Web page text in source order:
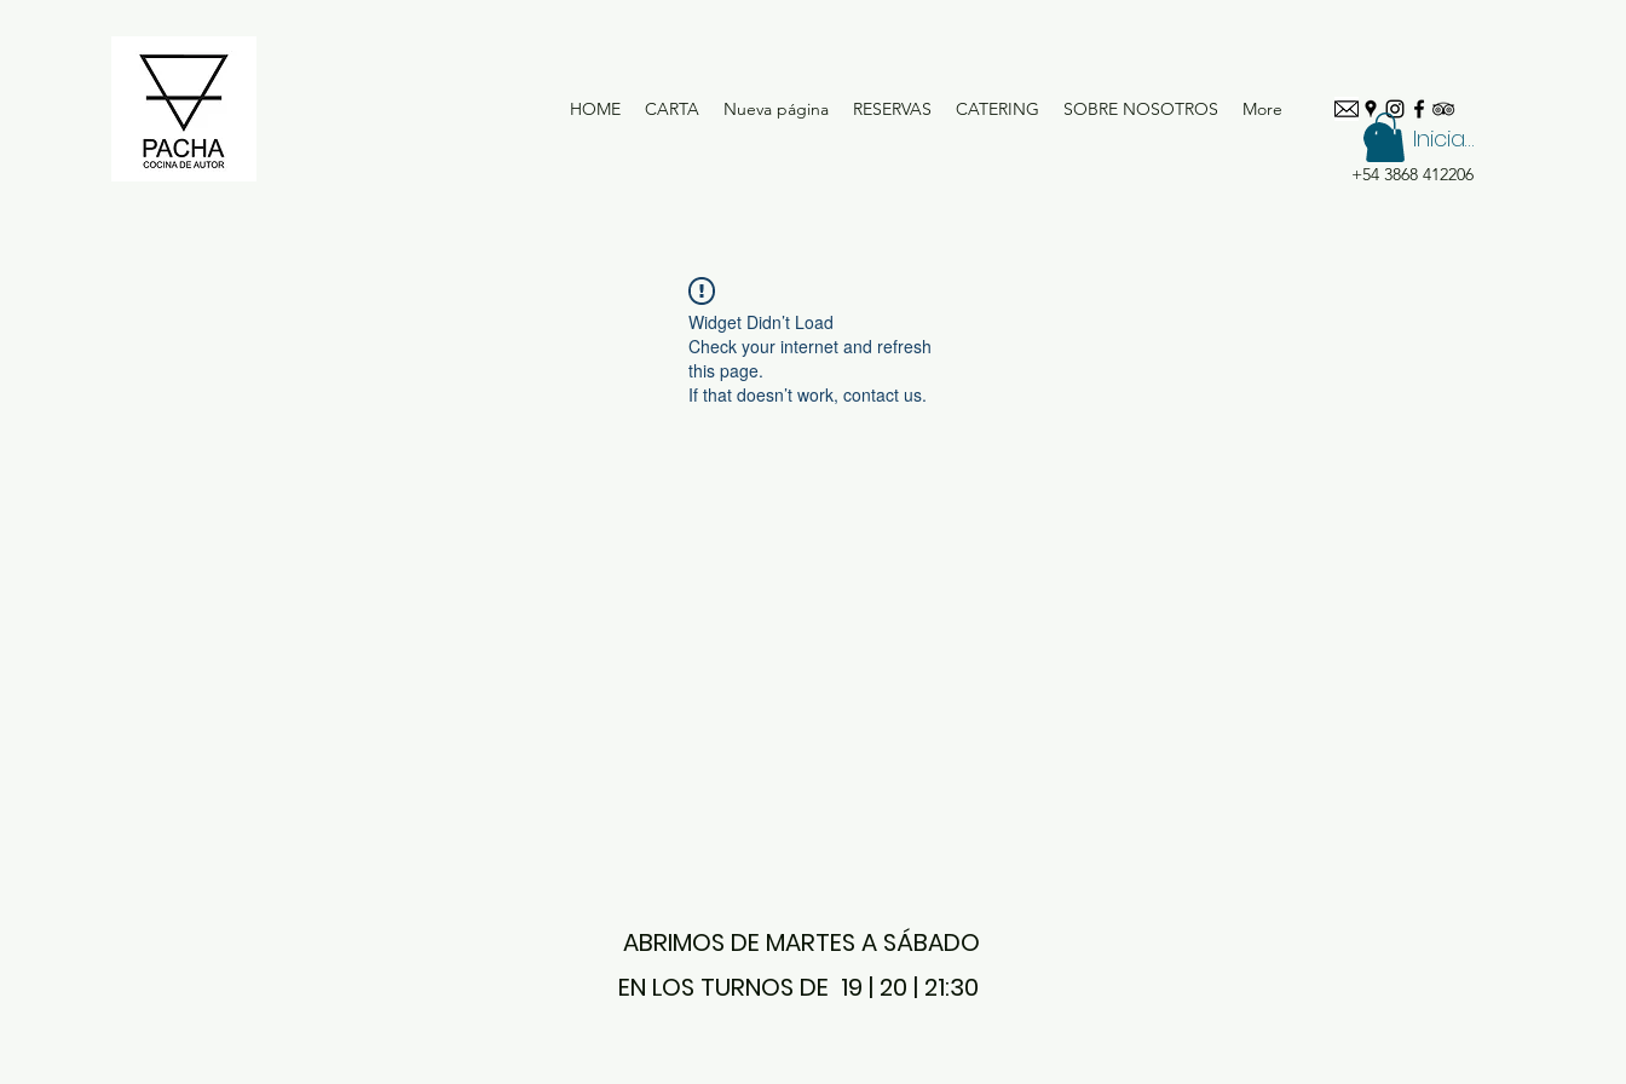
HOME CARTA Nueva página RESERVAS CATERING SOBRE NOSOTROS More
+54 3868 412206
Iniciar sesión
Widget Didn’t Load
Check your internet and refresh
this page.
If that doesn’t work, contact us.
ABRIMOS DE MARTES A SÁBADO
EN LOS TURNOS DE 19 | 20 | 21:30